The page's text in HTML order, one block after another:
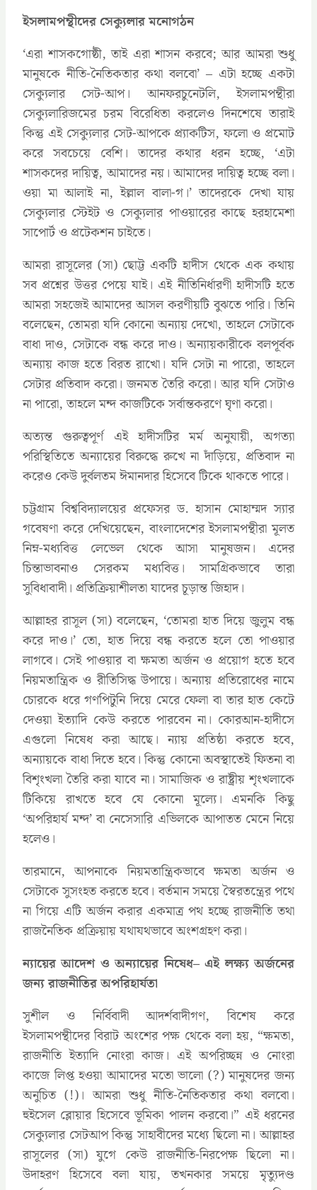
ইসলামপন্থীদের সেক্যুলার মনোগঠন
‘এরা শাসকগোষ্ঠী, তাই এরা শাসন করবে; আর আমরা শুধু
মানুষকে নীতি-নৈতিকতার কথা বলবো’ – এটা হচ্ছে একটা
সেক্যুলার সেট-আপ। আনফরচুনেটলি, ইসলামপন্থীরা
সেক্যুলারিজমের চরম বিরেধিতা করলেও দিনশেষে তারাই
কিন্তু এই সেক্যুলার সেট-আপকে প্র্যাকটিস, ফলো ও প্রমোট
করে সবচেয়ে বেশি। তাদের কথার ধরন হচ্ছে, ‘এটা
শাসকদের দায়িত্ব, আমাদের নয়। আমাদের দায়িত্ব হচ্ছে বলা।
ওয়া মা আলাই না, ইল্লাল বালা-গ।’ তাদেরকে দেখা যায়
সেক্যুলার স্টেইট ও সেক্যুলার পাওয়ারের কাছে হরহামেশা
সাপোর্ট ও প্রটেকশন চাইতে।
আমরা রাসূলের (সা) ছোট্ট একটি হাদীস থেকে এক কথায়
সব প্রশ্নের উত্তর পেয়ে যাই। এই নীতিনির্ধারণী হাদীসটি হতে
আমরা সহজেই আমাদের আসল করণীয়টি বুঝতে পারি। তিনি
বলেছেন, তোমরা যদি কোনো অন্যায় দেখো, তাহলে সেটাকে
বাধা দাও, সেটাকে বন্ধ করে দাও। অন্যায়কারীকে বলপূর্বক
অন্যায় কাজ হতে বিরত রাখো। যদি সেটা না পারো, তাহলে
সেটার প্রতিবাদ করো। জনমত তৈরি করো। আর যদি সেটাও
না পারো, তাহলে মন্দ কাজটিকে সর্বান্তকরণে ঘৃণা করো।
অত্যন্ত গুরুত্বপূর্ণ এই হাদীসটির মর্ম অনুযায়ী, অগত্যা
পরিস্থিতিতে অন্যায়ের বিরুদ্ধে রুখে না দাঁড়িয়ে, প্রতিবাদ না
করেও কেউ দুর্বলতম ঈমানদার হিসেবে টিকে থাকতে পারে।
চট্টগ্রাম বিশ্ববিদ্যালয়ের প্রফেসর ড. হাসান মোহাম্মদ স্যার
গবেষণা করে দেখিয়েছেন, বাংলাদেশের ইসলামপন্থীরা মূলত
নিম্ন-মধ্যবিত্ত লেভেল থেকে আসা মানুষজন। এদের
চিন্তাভাবনাও সেরকম মধ্যবিত্ত। সামগ্রিকভাবে তারা
সুবিধাবাদী। প্রতিক্রিয়াশীলতা যাদের চূড়ান্ত জিহাদ।
আল্লাহর রাসূল (সা) বলেছেন, ‘তোমরা হাত দিয়ে জুলুম বন্ধ
করে দাও।’ তো, হাত দিয়ে বন্ধ করতে হলে তো পাওয়ার
লাগবে। সেই পাওয়ার বা ক্ষমতা অর্জন ও প্রয়োগ হতে হবে
নিয়মতান্ত্রিক ও রীতিসিদ্ধ উপায়ে। অন্যায় প্রতিরোধের নামে
চোরকে ধরে গণপিটুনি দিয়ে মেরে ফেলা বা তার হাত কেটে
দেওয়া ইত্যাদি কেউ করতে পারবেন না। কোরআন-হাদীসে
এগুলো নিষেধ করা আছে। ন্যায় প্রতিষ্ঠা করতে হবে,
অন্যায়কে বাধা দিতে হবে। কিন্তু কোনো অবস্থাতেই ফিতনা বা
বিশৃংখলা তৈরি করা যাবে না। সামাজিক ও রাষ্ট্রীয় শৃংখলাকে
টিকিয়ে রাখতে হবে যে কোনো মূল্যে। এমনকি কিছু
‘অপরিহার্য মন্দ’ বা নেসেসারি এভিলকে আপাতত মেনে নিয়ে
হলেও।
তারমানে, আপনাকে নিয়মতান্ত্রিকভাবে ক্ষমতা অর্জন ও
সেটাকে সুসংহত করতে হবে। বর্তমান সময়ে স্বৈরতন্ত্রের পথে
না গিয়ে এটি অর্জন করার একমাত্র পথ হচ্ছে রাজনীতি তথা
রাজনৈতিক প্রক্রিয়ায় যথাযথভাবে অংশগ্রহণ করা।
ন্যায়ের আদেশ ও অন্যায়ের নিষেধ– এই লক্ষ্য অর্জনের
জন্য রাজনীতির অপরিহার্যতা
সুশীল ও নির্বিবাদী আদর্শবাদীগণ, বিশেষ করে
ইসলামপন্থীদের বিরাট অংশের পক্ষ থেকে বলা হয়, “ক্ষমতা,
রাজনীতি ইত্যাদি নোংরা কাজ। এই অপরিচ্ছন্ন ও নোংরা
কাজে লিপ্ত হওয়া আমাদের মতো ভালো (?) মানুষদের জন্য
অনুচিত (!)। আমরা শুধু নীতি-নৈতিকতার কথা বলবো।
হুইসেল ব্লোয়ার হিসেবে ভূমিকা পালন করবো।” এই ধরনের
সেক্যুলার সেটআপ কিন্তু সাহাবীদের মধ্যে ছিলো না। আল্লাহর
রাসূলের (সা) যুগে কেউ রাজনীতি-নিরপেক্ষ ছিলো না।
উদাহরণ হিসেবে বলা যায়, তখনকার সময়ে মৃত্যুদণ্ড